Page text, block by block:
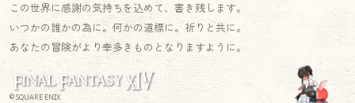
この世界に感謝の気持ちを込めて、書き残します。
いつかの誰かの為に。何かの道標に。祈りと共に。
あなたの冒険がより幸多きものとなりますように。
© SQUARE ENIX